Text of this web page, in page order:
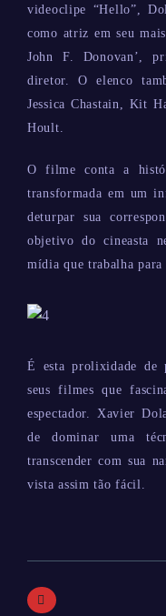
videoclipe “Hello”,
como atriz em seu
John F. Donovan’,
diretor. O elenco
Jessica Chastain, Kit
Hoult.
O filme conta a
transformada em um
deturpar sua
objetivo do cineasta
mídia que trabalha para
É esta prolixidade de
seus filmes que
espectador. Xavier
de dominar uma
transcender com sua
vista assim tão fácil.